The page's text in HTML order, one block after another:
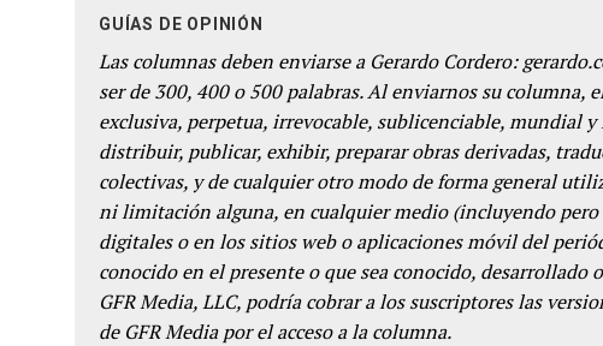
GUÍAS DE OPINIÓN
Las columnas deben enviarse a Gerardo Cordero:
ser de 300, 400 o 500 palabras. Al enviarnos su columna,
exclusiva, perpetua, irrevocable, sublicenciable, mundial
distribuir, publicar, exhibir, preparar obras derivadas,
colectivas, y de cualquier otro modo de forma general
ni limitación alguna, en cualquier medio (incluyendo
digitales o en los sitios web o aplicaciones móvil del
conocido en el presente o que sea conocido, desarrollado
GFR Media, LLC, podría cobrar a los suscriptores las
de GFR Media por el acceso a la columna.